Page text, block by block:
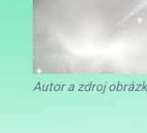
Autor a zdroj